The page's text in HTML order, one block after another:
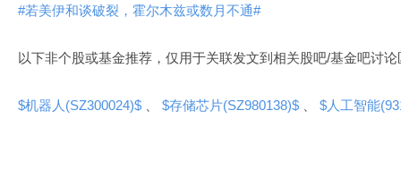
#若美伊和谈破裂，霍尔木兹或数月不通#
以下非个股或基金推荐，仅用于关联发文到相关股吧/基金吧讨论
$机器人(SZ300024)$ $存储芯片(SZ980138)$ $人工智能